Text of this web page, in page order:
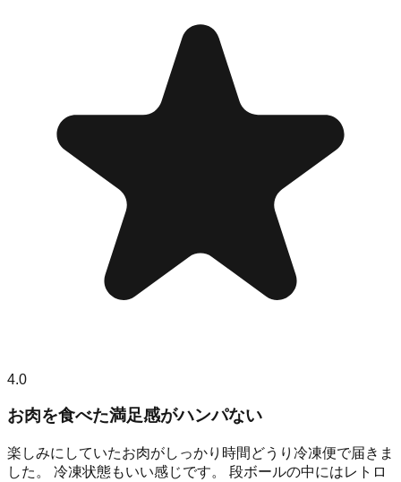
4.0
お肉を食べた満足感がハンパない
楽しみにしていたお肉がしっかり時間どうり冷凍便で届きま
した。 冷凍状態もいい感じです。 段ボールの中にはレトロ